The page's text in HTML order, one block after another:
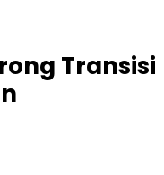
Transisi